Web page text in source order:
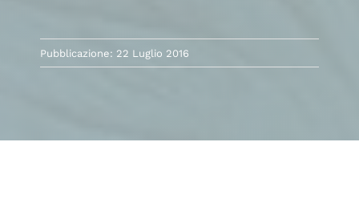
Pubblicazione: 22 Luglio 2016